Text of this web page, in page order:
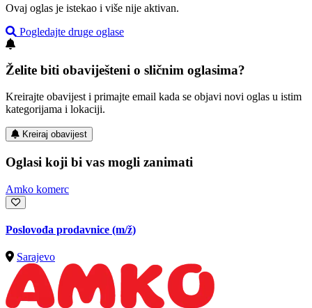
Ovaj oglas je istekao i više nije aktivan.
Pogledajte druge oglase
Želite biti obaviješteni o sličnim oglasima?
Kreirajte obavijest i primajte email kada se objavi novi oglas u istim
kategorijama i lokaciji.
Kreiraj obavijest
Oglasi koji bi vas mogli zanimati
Amko komerc
Poslovođa prodavnice (m/ž)
Sarajevo